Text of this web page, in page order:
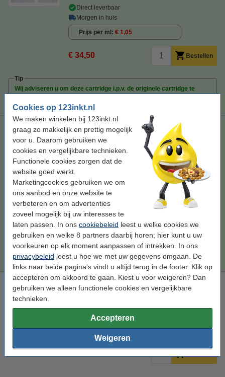
Cookies op 123inkt.nl
We maken winkelen bij 123inkt.nl
graag zo makkelijk en prettig mogelijk
voor u. Daarom gebruiken we
cookies en vergelijkbare technieken.
Functionele cookies zorgen dat de
website goed werkt.
Marketingcookies gebruiken we om
ons aanbod en onze website te
verbeteren en om advertenties
zoveel mogelijk bij uw interesses te
laten passen. In ons cookiebeleid leest u welke cookies we
gebruiken en welke 8 partners daarbij horen; hier kunt u uw
voorkeuren op elk moment aanpassen of intrekken. In ons
privacybeleid leest u hoe we met uw gegevens omgaan. De
links naar beide pagina's vindt u altijd terug in de footer. Klik op
accepteren om akkoord te gaan. Kiest u voor weigeren? Dan
gebruiken we alleen functionele cookies en vergelijkbare
technieken.
Accepteren
Weigeren
Direct leverbaar
Morgen in huis
Prijs per ml € 1,05
€ 34,50 Bestellen
Tip
Wij adviseren u om deze cartridge i.p.v. de originele cartridge te
Epson aanbieding: T347-serie zwart + 3 kleuren (123inkt
huismerk)
84 ml multipack
Bekijk de specificaties en omschrijving
Bespaar ruim55%
op uw inkt (zonder
kwaliteitsverlies)!
Direct leverbaar
Morgen in huis
Prijs per ml € 1,01
€ 84,50 Bestellen
Epson 34XL (T3471) reinigingscartridge zwart hoge
capaciteit
Bekijk de specificaties en omschrijving
Direct leverbaar